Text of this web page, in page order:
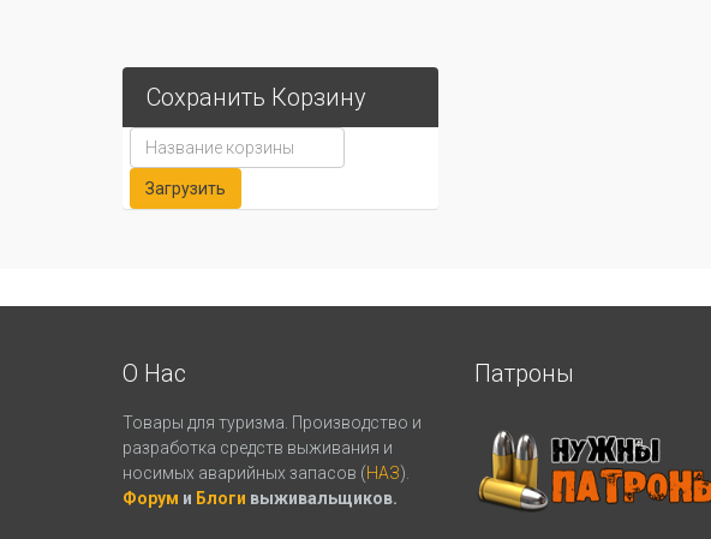
Сохранить Корзину
О Нас
Товары для туризма. Производство и
разработка средств выживания и
носимых аварийных запасов (НАЗ).
Форум и Блоги выживальщиков.
Патроны